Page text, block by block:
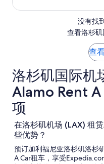
12
没有找
查看洛杉
查
洛杉矶国际机
Alamo Rent
项
在洛杉矶机场 (LAX) 租
些优势？
预订加利福尼亚洛杉矶洛杉
A Car租车，享受